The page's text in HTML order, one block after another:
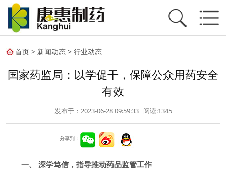
首页 > 新闻动态 > 行业动态
国家药监局：以学促干，保障公众用药安全
有效
发布于：2023-06-28 09:59:33 阅读:1345
分享到：
一、 深学笃信，指导推动药品监管工作